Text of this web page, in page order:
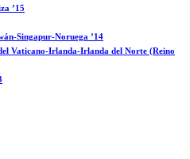
’15
Singapur-Noruega ’14
Vaticano-Irlanda-Irlanda del Norte (Reino